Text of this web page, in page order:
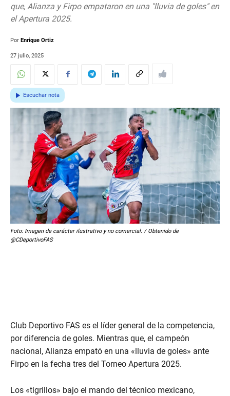
que, Alianza y Firpo empataron en una "lluvia de goles" en
el Apertura 2025.
Por Enrique Ortiz
27 julio, 2025
Escuchar nota
Foto: Imagen de carácter ilustrativo y no comercial. / Obtenido de
@CDeportivoFAS
Club Deportivo FAS es el líder general de la competencia,
por diferencia de goles. Mientras que, el campeón
nacional, Alianza empató en una «lluvia de goles» ante
Firpo en la fecha tres del Torneo Apertura 2025.
Los «tigrillos» bajo el mando del técnico mexicano,